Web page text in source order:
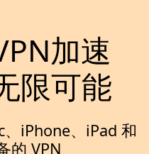
加速
限可能
iPhone、iPad 和
的 VPN